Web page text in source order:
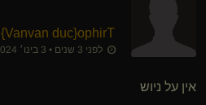
ophirT
​{
Vanvan duc
}
לפני 3 שנים • 3 בינו׳ 2024
אין על ניוש